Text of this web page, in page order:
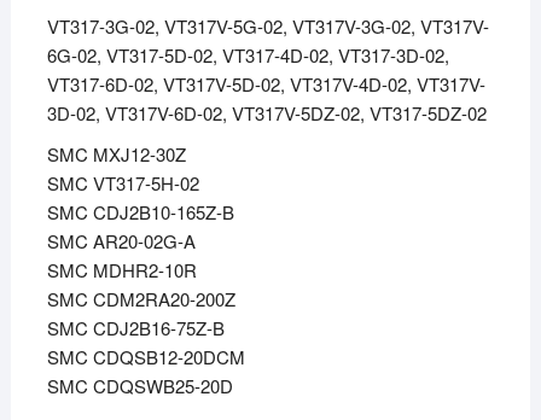
VT317-3G-02, VT317V-5G-02, VT317V-3G-02, VT317V-
6G-02, VT317-5D-02, VT317-4D-02, VT317-3D-02,
VT317-6D-02, VT317V-5D-02, VT317V-4D-02, VT317V-
3D-02, VT317V-6D-02, VT317V-5DZ-02, VT317-5DZ-02
SMC MXJ12-30Z
SMC VT317-5H-02
SMC CDJ2B10-165Z-B
SMC AR20-02G-A
SMC MDHR2-10R
SMC CDM2RA20-200Z
SMC CDJ2B16-75Z-B
SMC CDQSB12-20DCM
SMC CDQSWB25-20D